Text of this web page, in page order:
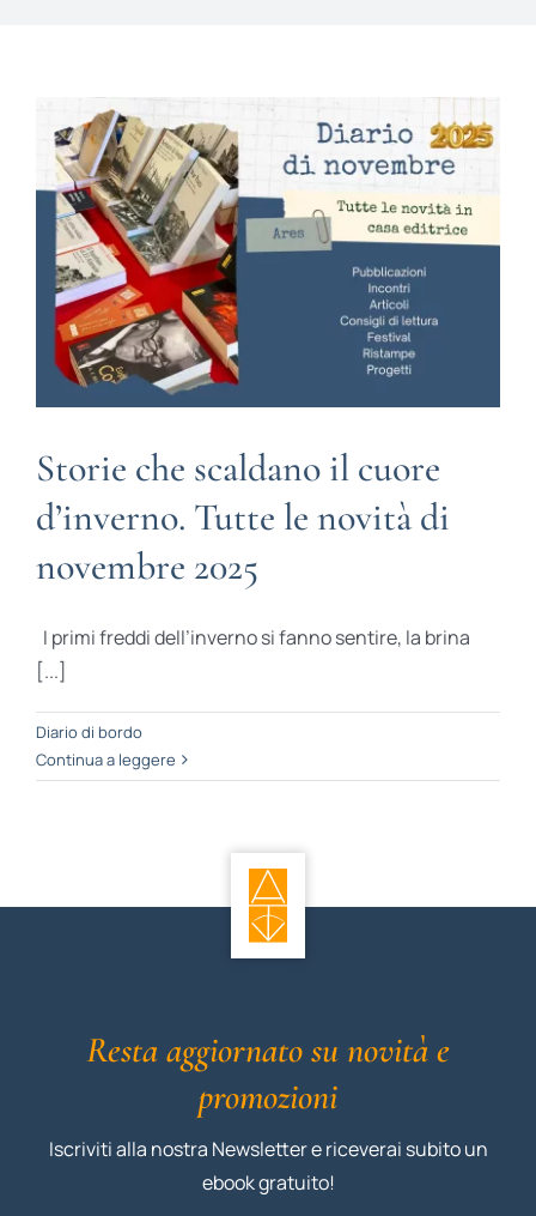
ATTUALITÀ
Storie che scaldano il cuore
d’inverno. Tutte le novità di
novembre 2025
I primi freddi dell’inverno si fanno sentire, la brina
[...]
Diario di bordo
Continua a leggere
Resta aggiornato su novità e
promozioni
Iscriviti alla nostra Newsletter e riceverai subito un
ebook gratuito!